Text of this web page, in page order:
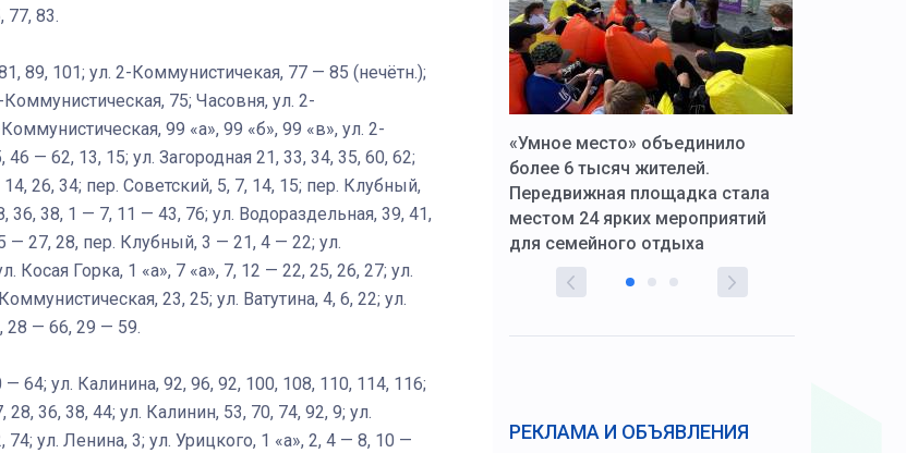
77, 83.
89, 101; ул. 2-Коммунистичекая, 77 — 85 (нечётн.);
75; Часовня, ул. 2-
99 «а», 99 «б», 99 «в», ул. 2-
— 62, 13, 15; ул. Загородная 21, 33, 34, 35, 60, 62;
26, 34; пер. Советский, 5, 7, 14, 15; пер. Клубный,
36, 38, 1 — 7, 11 — 43, 76; ул. Водораздельная, 39, 41,
— 27, 28, пер. Клубный, 3 — 21, 4 — 22; ул.
Косая Горка, 1 «а», 7 «а», 7, 12 — 22, 25, 26, 27; ул.
23, 25; ул. Ватутина, 4, 6, 22; ул.
28 — 66, 29 — 59.
64; ул. Калинина, 92, 96, 92, 100, 108, 110, 114, 116;
36, 38, 44; ул. Калинин, 53, 70, 74, 92, 9; ул.
74; ул. Ленина, 3; ул. Урицкого, 1 «а», 2, 4 — 8, 10 —
Штурмовик огня. Казак Алексей
Коробов после возвращения со
спецоперации сделал
реальностью свою детскую
мечту
«Умное место» объединило
более 6 тысяч жителей.
Передвижная площадка стала
местом 24 ярких мероприятий
для семейного отдыха
РЕКЛАМА И ОБЪЯВЛЕНИЯ